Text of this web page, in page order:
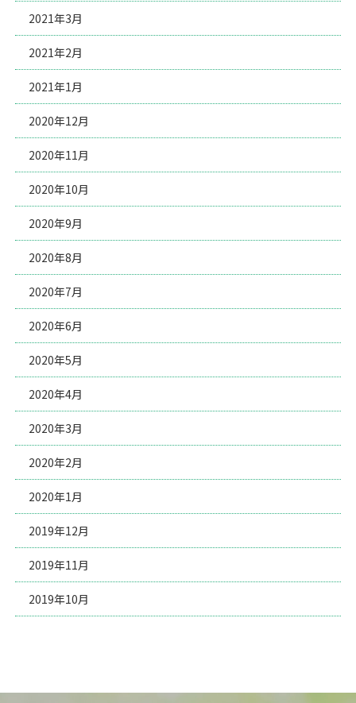
2021年3月
2021年2月
2021年1月
2020年12月
2020年11月
2020年10月
2020年9月
2020年8月
2020年7月
2020年6月
2020年5月
2020年4月
2020年3月
2020年2月
2020年1月
2019年12月
2019年11月
2019年10月